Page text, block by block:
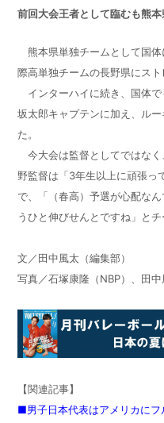
前回大会王者として臨むも熊
熊本県単独チームとして国体
際高単独チームの長野県にスト
インターハイに続き、国体で
坂太郎キャプテンに加え、ル
た。
今大会は監督としてではな
野監督は「3年生以上に頑張っ
で、「（春高）予選が心配な
うひと伸びせんとですね」と
文／田中風太（編集部）
写真／石塚康隆（NBP）、田中
【関連記事】
■男子日本代表はアメリカに